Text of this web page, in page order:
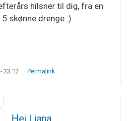
hilsner til dig, fra en
skønne drenge :)
23:12 Permalink
Hej Liana